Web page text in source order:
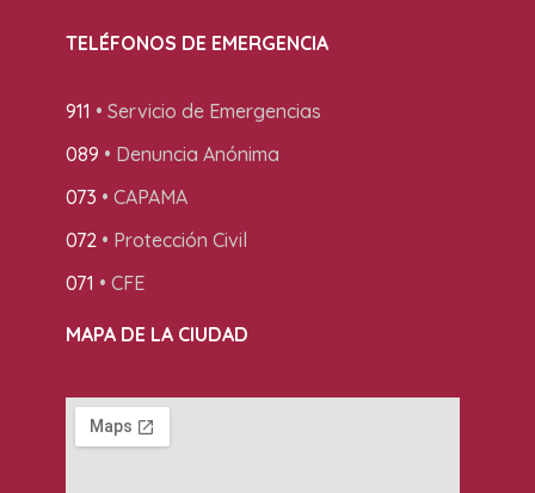
TELÉFONOS DE EMERGENCIA
911 • Servicio de Emergencias
089 • Denuncia Anónima
073 • CAPAMA
072• Protección Civil
071 • CFE
MAPA DE LA CIUDAD